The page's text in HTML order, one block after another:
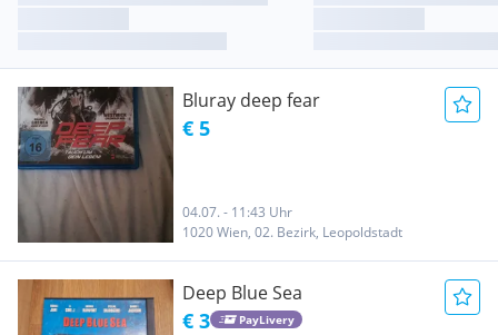
Bluray deep fear
€ 5
04.07. - 11:43 Uhr
1020 Wien, 02. Bezirk, Leopoldstadt
Deep Blue Sea
€ 3 PayLivery